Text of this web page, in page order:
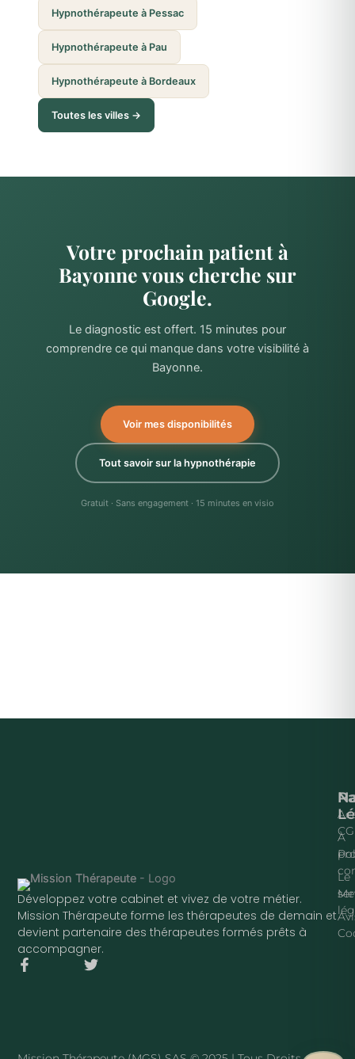
Hypnothérapeute à Pessac
Hypnothérapeute à Pau
Hypnothérapeute à Bordeaux
Toutes les villes →
Votre prochain patient à
Bayonne vous cherche sur
Google.
Le diagnostic est offert. 15 minutes pour
comprendre ce qui manque dans votre visibilité à
Bayonne.
Voir mes disponibilités
Tout savoir sur la hypnothérapie
Gratuit · Sans engagement · 15 minutes en visio
Développez votre cabinet et vivez de votre métier.
Mission Thérapeute forme les thérapeutes de demain et
devient partenaire des thérapeutes formés prêts à
accompagner.
F
T
À
Le